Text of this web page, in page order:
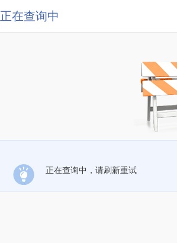
正在查询中
正在查询中，请刷新重试